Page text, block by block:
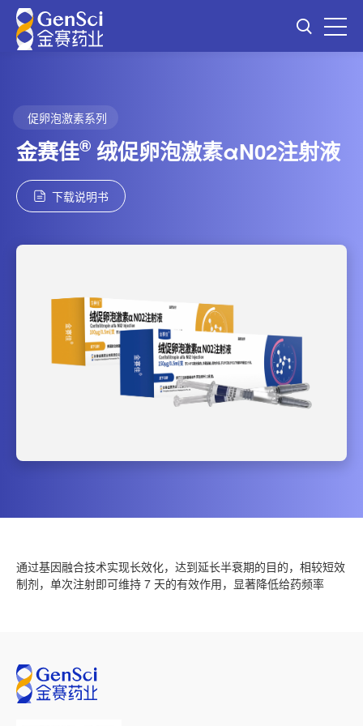
促卵泡激素系列
金赛佳® 绒促卵泡激素αN02注射液
下载说明书
通过基因融合技术实现长效化，达到延长半衰期的目的，相较短效
制剂，单次注射即可维持 7 天的有效作用，显著降低给药频率